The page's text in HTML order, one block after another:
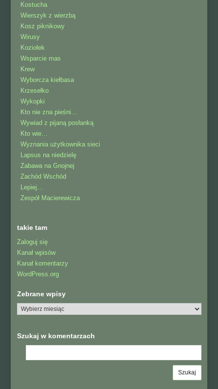
Kostucha
Wierszyk z wierzbą
Kosz piknikowy
Wirusy
Koziołek
Wsparcie mas
Krew
Wyborcza kiełbasa
Krzesełko
Wykopki
Kto nie zna pieśni…
Wywiad z pijaną posłanką
Kto wie…
Wyznania użytkownika sieci
Lapsus na niedzielę
Zabawa na Gnojnej
Zachód Wschód
Lepiej…
Zespół Macierewicza
takie tam
Zaloguj się
Kanał wpisów
Kanał komentarzy
WordPress.org
Zebrane wpisy
Szukaj w komentarzach